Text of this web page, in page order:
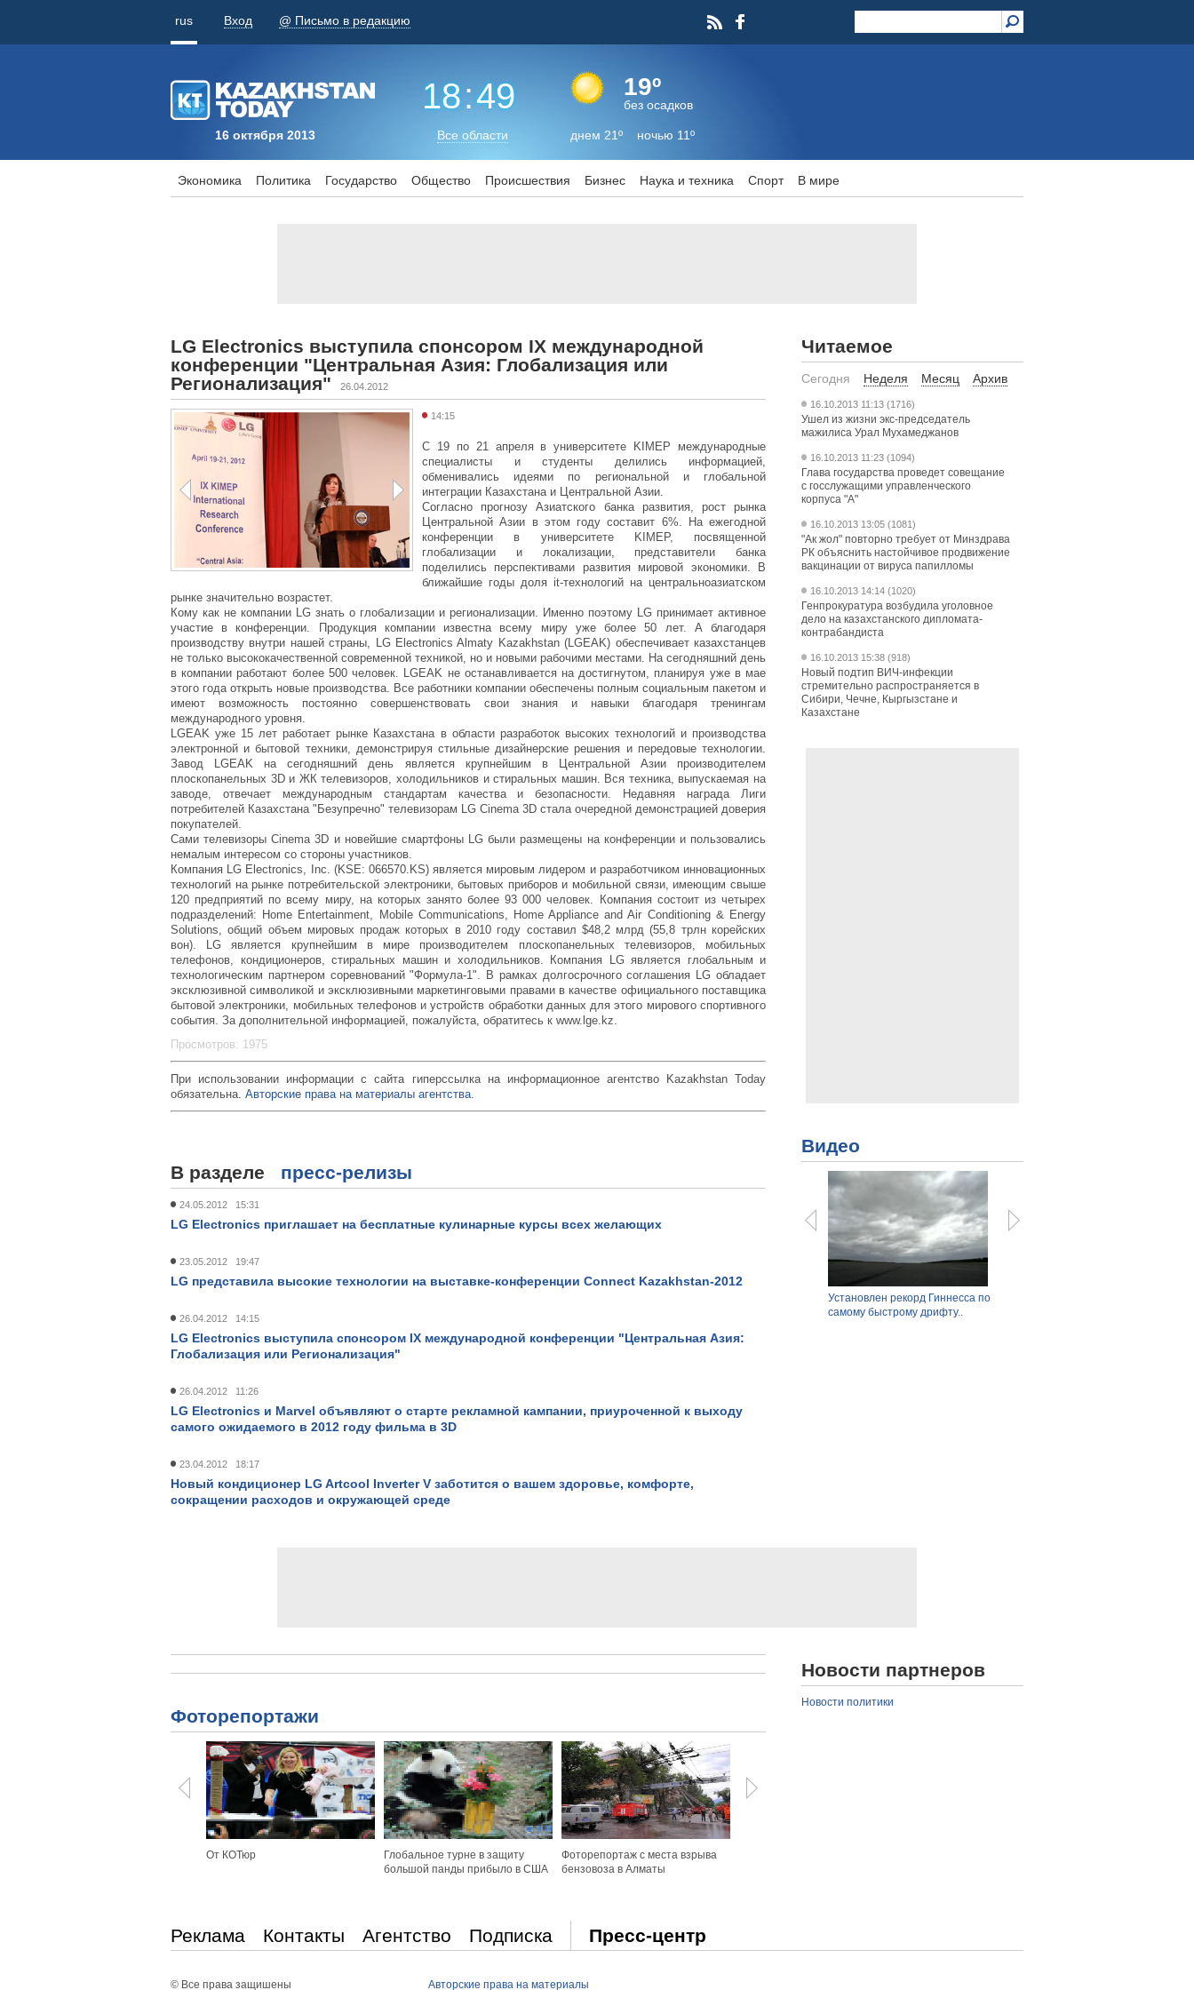
rus Вход @ Письмо в редакцию
16 октября 2013
18:49
Все области
19º
без осадков
днем 21º ночью 11º
Экономика Политика Государство Общество Происшествия Бизнес Наука и техника Спорт В мире
LG Electronics выступила спонсором IX международной
конференции "Центральная Азия: Глобализация или
Регионализация"
26.04.2012
123
14:15
С 19 по 21 апреля в университете KIMEP международные
специалисты и студенты делились информацией,
обменивались идеями по региональной и глобальной
интеграции Казахстана и Центральной Азии.
Согласно прогнозу Азиатского банка развития, рост рынка
Центральной Азии в этом году составит 6%. На ежегодной
конференции в университете KIMEP, посвященной
глобализации и локализации, представители банка
поделились перспективами развития мировой экономики. В
ближайшие годы доля it-технологий на центральноазиатском
рынке значительно возрастет.
Кому как не компании LG знать о глобализации и регионализации. Именно поэтому LG принимает активное
участие в конференции. Продукция компании известна всему миру уже более 50 лет. А благодаря
производству внутри нашей страны, LG Electronics Almaty Kazakhstan (LGEAK) обеспечивает казахстанцев
не только высококачественной современной техникой, но и новыми рабочими местами. На сегодняшний день
в компании работают более 500 человек. LGEAK не останавливается на достигнутом, планируя уже в мае
этого года открыть новые производства. Все работники компании обеспечены полным социальным пакетом и
имеют возможность постоянно совершенствовать свои знания и навыки благодаря тренингам
международного уровня.
LGEAK уже 15 лет работает рынке Казахстана в области разработок высоких технологий и производства
электронной и бытовой техники, демонстрируя стильные дизайнерские решения и передовые технологии.
Завод LGEAK на сегодняшний день является крупнейшим в Центральной Азии производителем
плоскопанельных 3D и ЖК телевизоров, холодильников и стиральных машин. Вся техника, выпускаемая на
заводе, отвечает международным стандартам качества и безопасности. Недавняя награда Лиги
потребителей Казахстана "Безупречно" телевизорам LG Cinema 3D стала очередной демонстрацией доверия
покупателей.
Сами телевизоры Cinema 3D и новейшие смартфоны LG были размещены на конференции и пользовались
немалым интересом со стороны участников.
Компания LG Electronics, Inc. (KSE: 066570.KS) является мировым лидером и разработчиком инновационных
технологий на рынке потребительской электроники, бытовых приборов и мобильной связи, имеющим свыше
120 предприятий по всему миру, на которых занято более 93 000 человек. Компания состоит из четырех
подразделений: Home Entertainment, Mobile Communications, Home Appliance and Air Conditioning & Energy
Solutions, общий объем мировых продаж которых в 2010 году составил $48,2 млрд (55,8 трлн корейских
вон). LG является крупнейшим в мире производителем плоскопанельных телевизоров, мобильных
телефонов, кондиционеров, стиральных машин и холодильников. Компания LG является глобальным и
технологическим партнером соревнований "Формула-1". В рамках долгосрочного соглашения LG обладает
эксклюзивной символикой и эксклюзивными маркетинговыми правами в качестве официального поставщика
бытовой электроники, мобильных телефонов и устройств обработки данных для этого мирового спортивного
события. За дополнительной информацией, пожалуйста, обратитесь к www.lge.kz.
Просмотров: 1975
При использовании информации с сайта гиперссылка на информационное агентство Kazakhstan Today
обязательна. Авторские права на материалы агентства.
В разделе пресс-релизы
24.05.2012 15:31
LG Electronics приглашает на бесплатные кулинарные курсы всех желающих
23.05.2012 19:47
LG представила высокие технологии на выставке-конференции Connect Kazakhstan-2012
26.04.2012 14:15
LG Electronics выступила спонсором IX международной конференции "Центральная Азия:
Глобализация или Регионализация"
26.04.2012 11:26
LG Electronics и Marvel объявляют о старте рекламной кампании, приуроченной к выходу
самого ожидаемого в 2012 году фильма в 3D
23.04.2012 18:17
Новый кондиционер LG Artcool Inverter V заботится о вашем здоровье, комфорте,
сокращении расходов и окружающей среде
Читаемое
Сегодня Неделя Месяц Архив
16.10.2013 11:13 (1716)
Ушел из жизни экс-председатель
мажилиса Урал Мухамеджанов
16.10.2013 11:23 (1094)
Глава государства проведет совещание
с госслужащими управленческого
корпуса "А"
16.10.2013 13:05 (1081)
"Ак жол" повторно требует от Минздрава
РК объяснить настойчивое продвижение
вакцинации от вируса папилломы
16.10.2013 14:14 (1020)
Генпрокуратура возбудила уголовное
дело на казахстанского дипломата-
контрабандиста
16.10.2013 15:38 (918)
Новый подтип ВИЧ-инфекции
стремительно распространяется в
Сибири, Чечне, Кыргызстане и
Казахстане
Видео
Установлен рекорд Гиннесса по
самому быстрому дрифту..
Фоторепортажи
От КОТюр
Глобальное турне в защиту
большой панды прибыло в США
Фоторепортаж с места взрыва
бензовоза в Алматы
Новости партнеров
Новости политики
Реклама Контакты Агентство Подписка Пресс-центр
© Все права защишены Авторские права на материалы